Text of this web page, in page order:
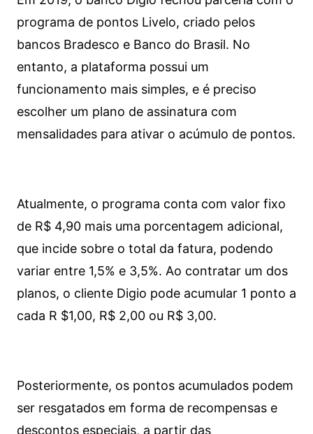
programa de pontos Livelo, criado pelos
bancos Bradesco e Banco do Brasil. No
entanto, a plataforma possui um
funcionamento mais simples, e é preciso
escolher um plano de assinatura com
mensalidades para ativar o acúmulo de pontos.
Atualmente, o programa conta com valor fixo
de R$ 4,90 mais uma porcentagem adicional,
que incide sobre o total da fatura, podendo
variar entre 1,5% e 3,5%. Ao contratar um dos
planos, o cliente Digio pode acumular 1 ponto a
cada R $1,00, R$ 2,00 ou R$ 3,00.
Posteriormente, os pontos acumulados podem
ser resgatados em forma de recompensas e
descontos especiais, a partir das